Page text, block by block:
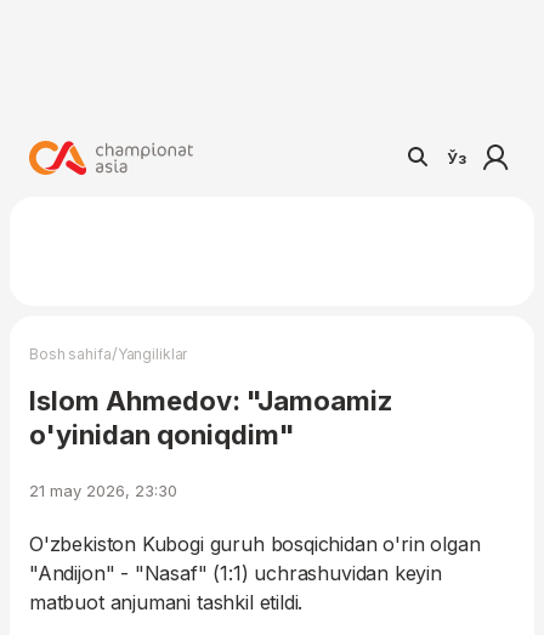
Ўз
Bosh sahifa/Yangiliklar
Islom Ahmedov: "Jamoamiz
o'yinidan qoniqdim"
21 may 2026, 23:30
O'zbekiston Kubogi guruh bosqichidan o'rin olgan
"Andijon" - "Nasaf" (1:1) uchrashuvidan keyin
matbuot anjumani tashkil etildi.